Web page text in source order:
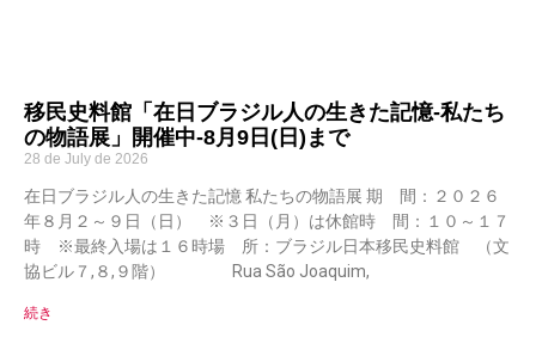
移民史料館「在日ブラジル人の生きた記憶-私たち
の物語展」開催中-8月9日(日)まで
28 de July de 2026
在日ブラジル人の生きた記憶 私たちの物語展 期 間：２０２６
年８月２～９日（日） ※３日（月）は休館時 間：１０～１７
時 ※最終入場は１６時場 所：ブラジル日本移民史料館 （文
協ビル７,８,９階） Rua São Joaquim,
続き